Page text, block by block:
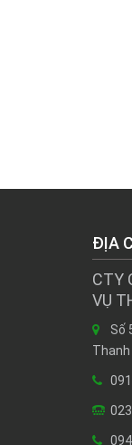
ĐỊA
CTY
VỤ
Số
Thanh